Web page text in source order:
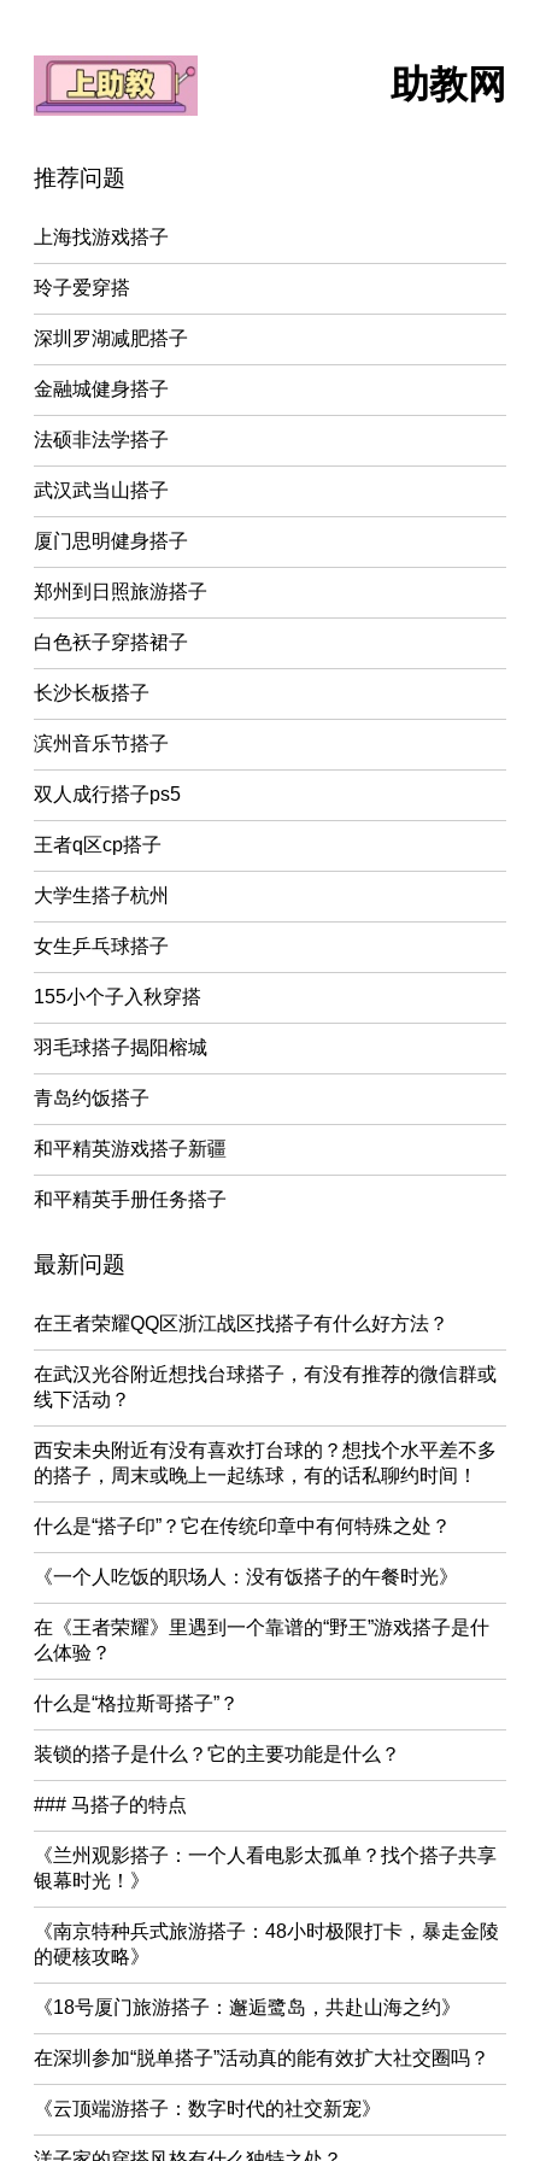
助教网
推荐问题
上海找游戏搭子
玲子爱穿搭
深圳罗湖减肥搭子
金融城健身搭子
法硕非法学搭子
武汉武当山搭子
厦门思明健身搭子
郑州到日照旅游搭子
白色袄子穿搭裙子
长沙长板搭子
滨州音乐节搭子
双人成行搭子ps5
王者q区cp搭子
大学生搭子杭州
女生乒乓球搭子
155小个子入秋穿搭
羽毛球搭子揭阳榕城
青岛约饭搭子
和平精英游戏搭子新疆
和平精英手册任务搭子
最新问题
在王者荣耀QQ区浙江战区找搭子有什么好方法？
在武汉光谷附近想找台球搭子，有没有推荐的微信群或
线下活动？
西安未央附近有没有喜欢打台球的？想找个水平差不多
的搭子，周末或晚上一起练球，有的话私聊约时间！
什么是“搭子印”？它在传统印章中有何特殊之处？
《一个人吃饭的职场人：没有饭搭子的午餐时光》
在《王者荣耀》里遇到一个靠谱的“野王”游戏搭子是什
么体验？
什么是“格拉斯哥搭子”？
装锁的搭子是什么？它的主要功能是什么？
### 马搭子的特点
《兰州观影搭子：一个人看电影太孤单？找个搭子共享
银幕时光！》
《南京特种兵式旅游搭子：48小时极限打卡，暴走金陵
的硬核攻略》
《18号厦门旅游搭子：邂逅鹭岛，共赴山海之约》
在深圳参加“脱单搭子”活动真的能有效扩大社交圈吗？
《云顶端游搭子：数字时代的社交新宠》